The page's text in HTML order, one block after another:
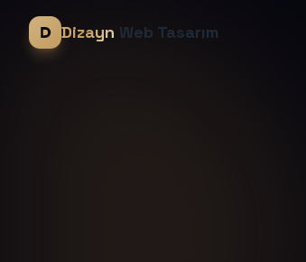
Dizayn Web Tasarım